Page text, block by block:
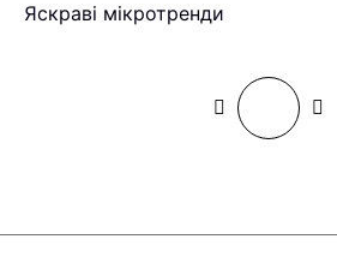
Яскраві мікротренди